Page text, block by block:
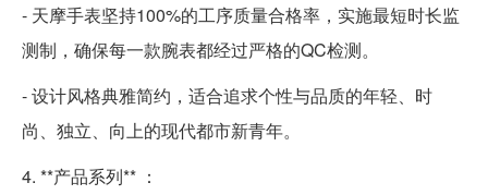
- 天摩手表坚持100%的工序质量合格率，实施最短时长监
测制，确保每一款腕表都经过严格的QC检测。
- 设计风格典雅简约，适合追求个性与品质的年轻、时
尚、独立、向上的现代都市新青年。
4. **产品系列** ：